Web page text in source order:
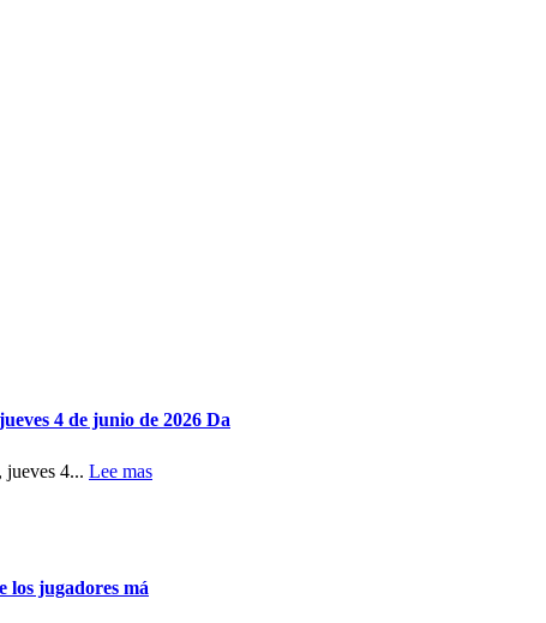
4 de junio de 2026 Da
4... Lee mas
jugadores má